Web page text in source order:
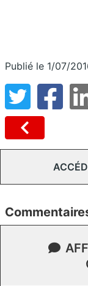
Publié le 1/07/